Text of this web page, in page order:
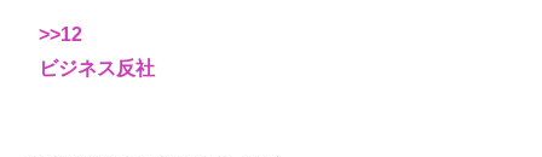
>>12
ビジネス反社